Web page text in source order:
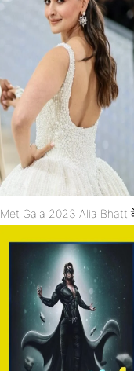
Met Gala 2023 Alia Bhatt